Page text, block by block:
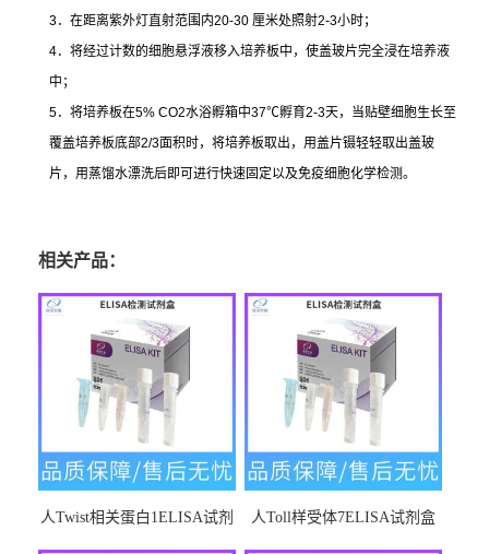
3．在距离紫外灯直射范围内20-30 厘米处照射2-3小时；
4．将经过计数的细胞悬浮液移入培养板中，使盖玻片完全浸在培养液
中；
5．将培养板在5% CO2水浴孵箱中37℃孵育2-3天，当贴壁细胞生长至
覆盖培养板底部2/3面积时，将培养板取出，用盖片镊轻轻取出盖玻
片，用蒸馏水漂洗后即可进行快速固定以及免疫细胞化学检测。
相关产品：
人Twist相关蛋白1ELISA试剂
人Toll样受体7ELISA试剂盒